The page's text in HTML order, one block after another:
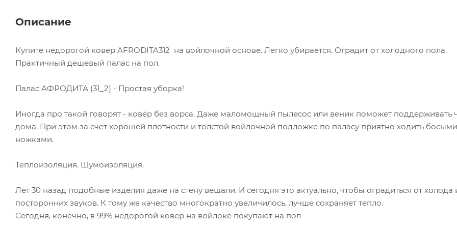
Описание
Купите недорогой ковер AFRODITA312 на войлочной основе. Легко убирается. Оградит от холодного пола.
Практичный дешевый палас на пол.
Палас АФРОДИТА (31_2) - Простая уборка!
Иногда про такой говорят - ковёр без ворса. Даже маломощный пылесос или веник поможет поддерживать
дома. При этом за счет хорошей плотности и толстой войлочной подложке по паласу приятно ходить босыми
ножками.
Теплоизоляция. Шумоизоляция.
Лет 30 назад подобные изделия даже на стену вешали. И сегодня это актуально, чтобы оградиться от холода
посторонних звуков. К тому же качество многократно увеличилось, лучше сохраняет тепло.
Сегодня, конечно, в 99% недорогой ковер на войлоке покупают на пол